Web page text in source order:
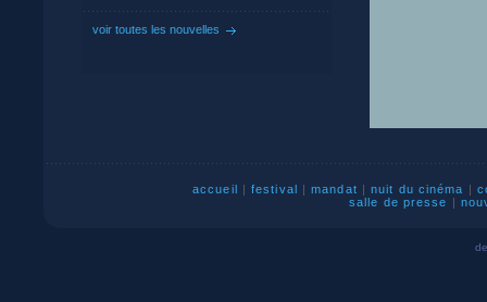
voir toutes les nouvelles
accueil |festival |mandat |nuit du cinéma |
salle de presse |